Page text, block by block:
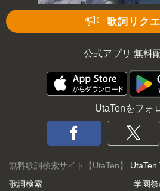
歌詞リク
公式アプリ 無料
UtaTenをフォ
無料歌詞検索サイト【UtaTen】 UtaTen
歌詞検索
学園